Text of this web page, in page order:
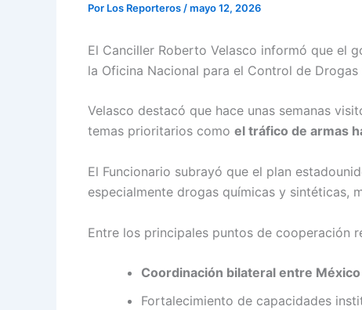
Por Los Reporteros /mayo 12, 2026
El Canciller Roberto Velasco informó que el
la Oficina Nacional para el Control de
Velasco destacó que hace unas semanas
temas prioritarios como el tráfico de armas
El Funcionario subrayó que el plan
especialmente drogas químicas y sintéticas,
Entre los principales puntos de cooperación
Coordinación bilateral entre
Fortalecimiento de capacidades